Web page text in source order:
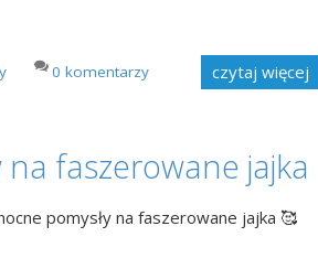
0 komentarzy czytaj więcej
na faszerowane jajka
pomysły na faszerowane jajka 🥰